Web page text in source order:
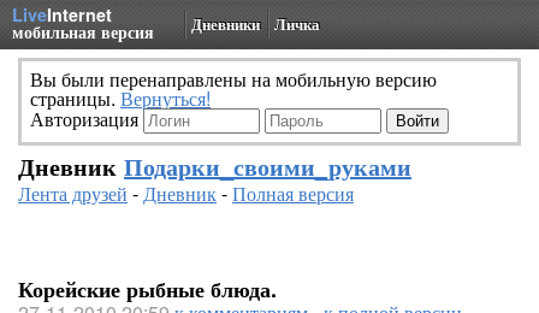
LiveInternet
мобильная версия Дневники Личка
Вы были перенаправлены на мобильную версию
страницы. Вернуться!
Авторизация
Дневник Подарки_своими_руками
Лента друзей -Дневник-Полная версия
Корейские рыбные блюда.